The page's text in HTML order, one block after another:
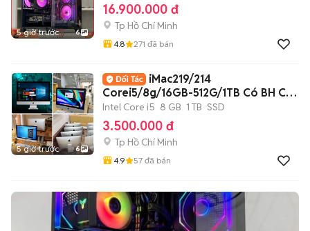
5 giờ trước 6
16.900.000 đ
Tp Hồ Chí Minh
4.8 271 đã bán
5 giờ trước 6
iMac219/214
Corei5/8g/16GB-512G/1TB Có BH Có
ship
Intel Core i5 8 GB 1 TB SSD
3.500.000 đ
Tp Hồ Chí Minh
4.9 57 đã bán